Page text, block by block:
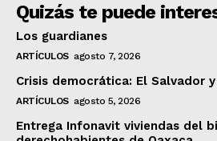
Quizás te puede
Los guardianes
ARTÍCULOS agosto 7, 2026
Crisis democrática: El Salvador
ARTÍCULOS agosto 5, 2026
Entrega Infonavit viviendas del